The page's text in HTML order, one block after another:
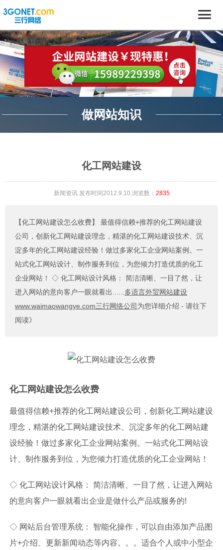
做网站知识
化工网站建设
新闻资讯发布时间2012.9.10.浏览数： 2835
【化工网站建设怎么收费】
最值得信赖+推荐的化工网站建设
公司，创新化工网站建设理念，精湛的化工网站建设技术、沉
淀多年的化工网站建设经验！做过多家化工企业网站案例。一
站式化工网站设计、制作服务到位，为您倾力打造优质的化工
企业网站！ ◇ 化工网站设计风格： 简洁清晰、一目了然，让
进入网站的意向客户一眼就看出......多语言外贸网站建设
www.waimaowangye.com三行网络公司 为您详细介绍 - 请往下
阅读》
化工网站建设怎么收费
最值得信赖+推荐的化工网站建设公司，创新化工网站建设
理念，精湛的化工网站建设技术、沉淀多年的化工网站建
设经验！做过多家化工企业网站案例。一站式化工网站设
计、制作服务到位，为您倾力打造优质的化工企业网站！
◇ 化工网站设计风格： 简洁清晰、一目了然，让进入网站
的意向客户一眼就看出企业是做什么产品或服务的!
◇ 网站后台管理系统： 智能化操作，可以自由添加产品图
片+介绍、更新新闻动态等内容。。。适合个人或中小型企